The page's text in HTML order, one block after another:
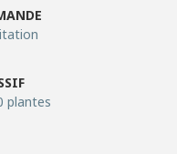
plantes